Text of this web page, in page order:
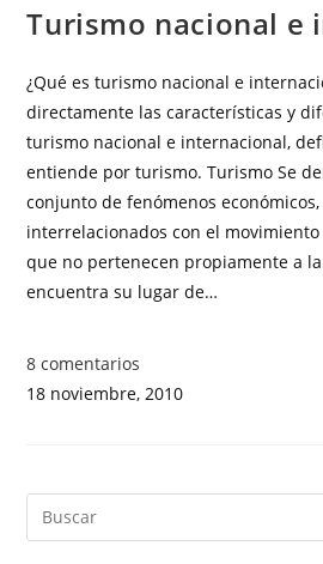
Turismo nacional e
¿Qué es turismo nacional e
directamente las características y
turismo nacional e internacional,
entiende por turismo. Turismo Se
conjunto de fenómenos
interrelacionados con el
que no pertenecen propiamente a
encuentra su lugar de…
8 comentarios
18 noviembre, 2010